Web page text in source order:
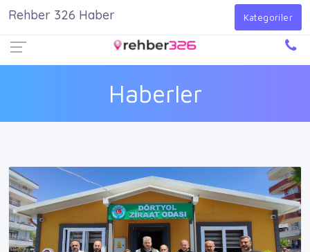
Giriş Yap
Haberler
Rehber 326 Haber Kategoriler